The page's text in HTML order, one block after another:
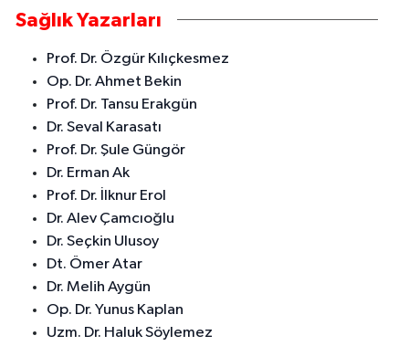
Sağlık Yazarları
Prof. Dr. Özgür Kılıçkesmez
Op. Dr. Ahmet Bekin
Prof. Dr. Tansu Erakgün
Dr. Seval Karasatı
Prof. Dr. Şule Güngör
Dr. Erman Ak
Prof. Dr. İlknur Erol
Dr. Alev Çamcıoğlu
Dr. Seçkin Ulusoy
Dt. Ömer Atar
Dr. Melih Aygün
Op. Dr. Yunus Kaplan
Uzm. Dr. Haluk Söylemez